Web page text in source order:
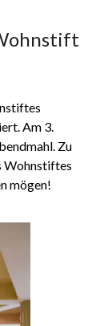
Am 3.
Zu
Wohnstiftes
mögen!